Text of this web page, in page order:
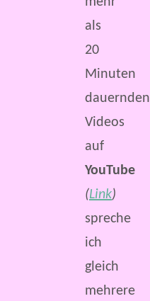
als
20
Minuten
dauernden
Videos
auf
YouTube
(Link)
spreche
ich
gleich
mehrere